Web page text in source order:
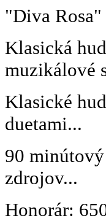
"Diva Rosa"
Klasická
muzikálové
Klasické
duetami...
90
zdrojov...
Honorár: